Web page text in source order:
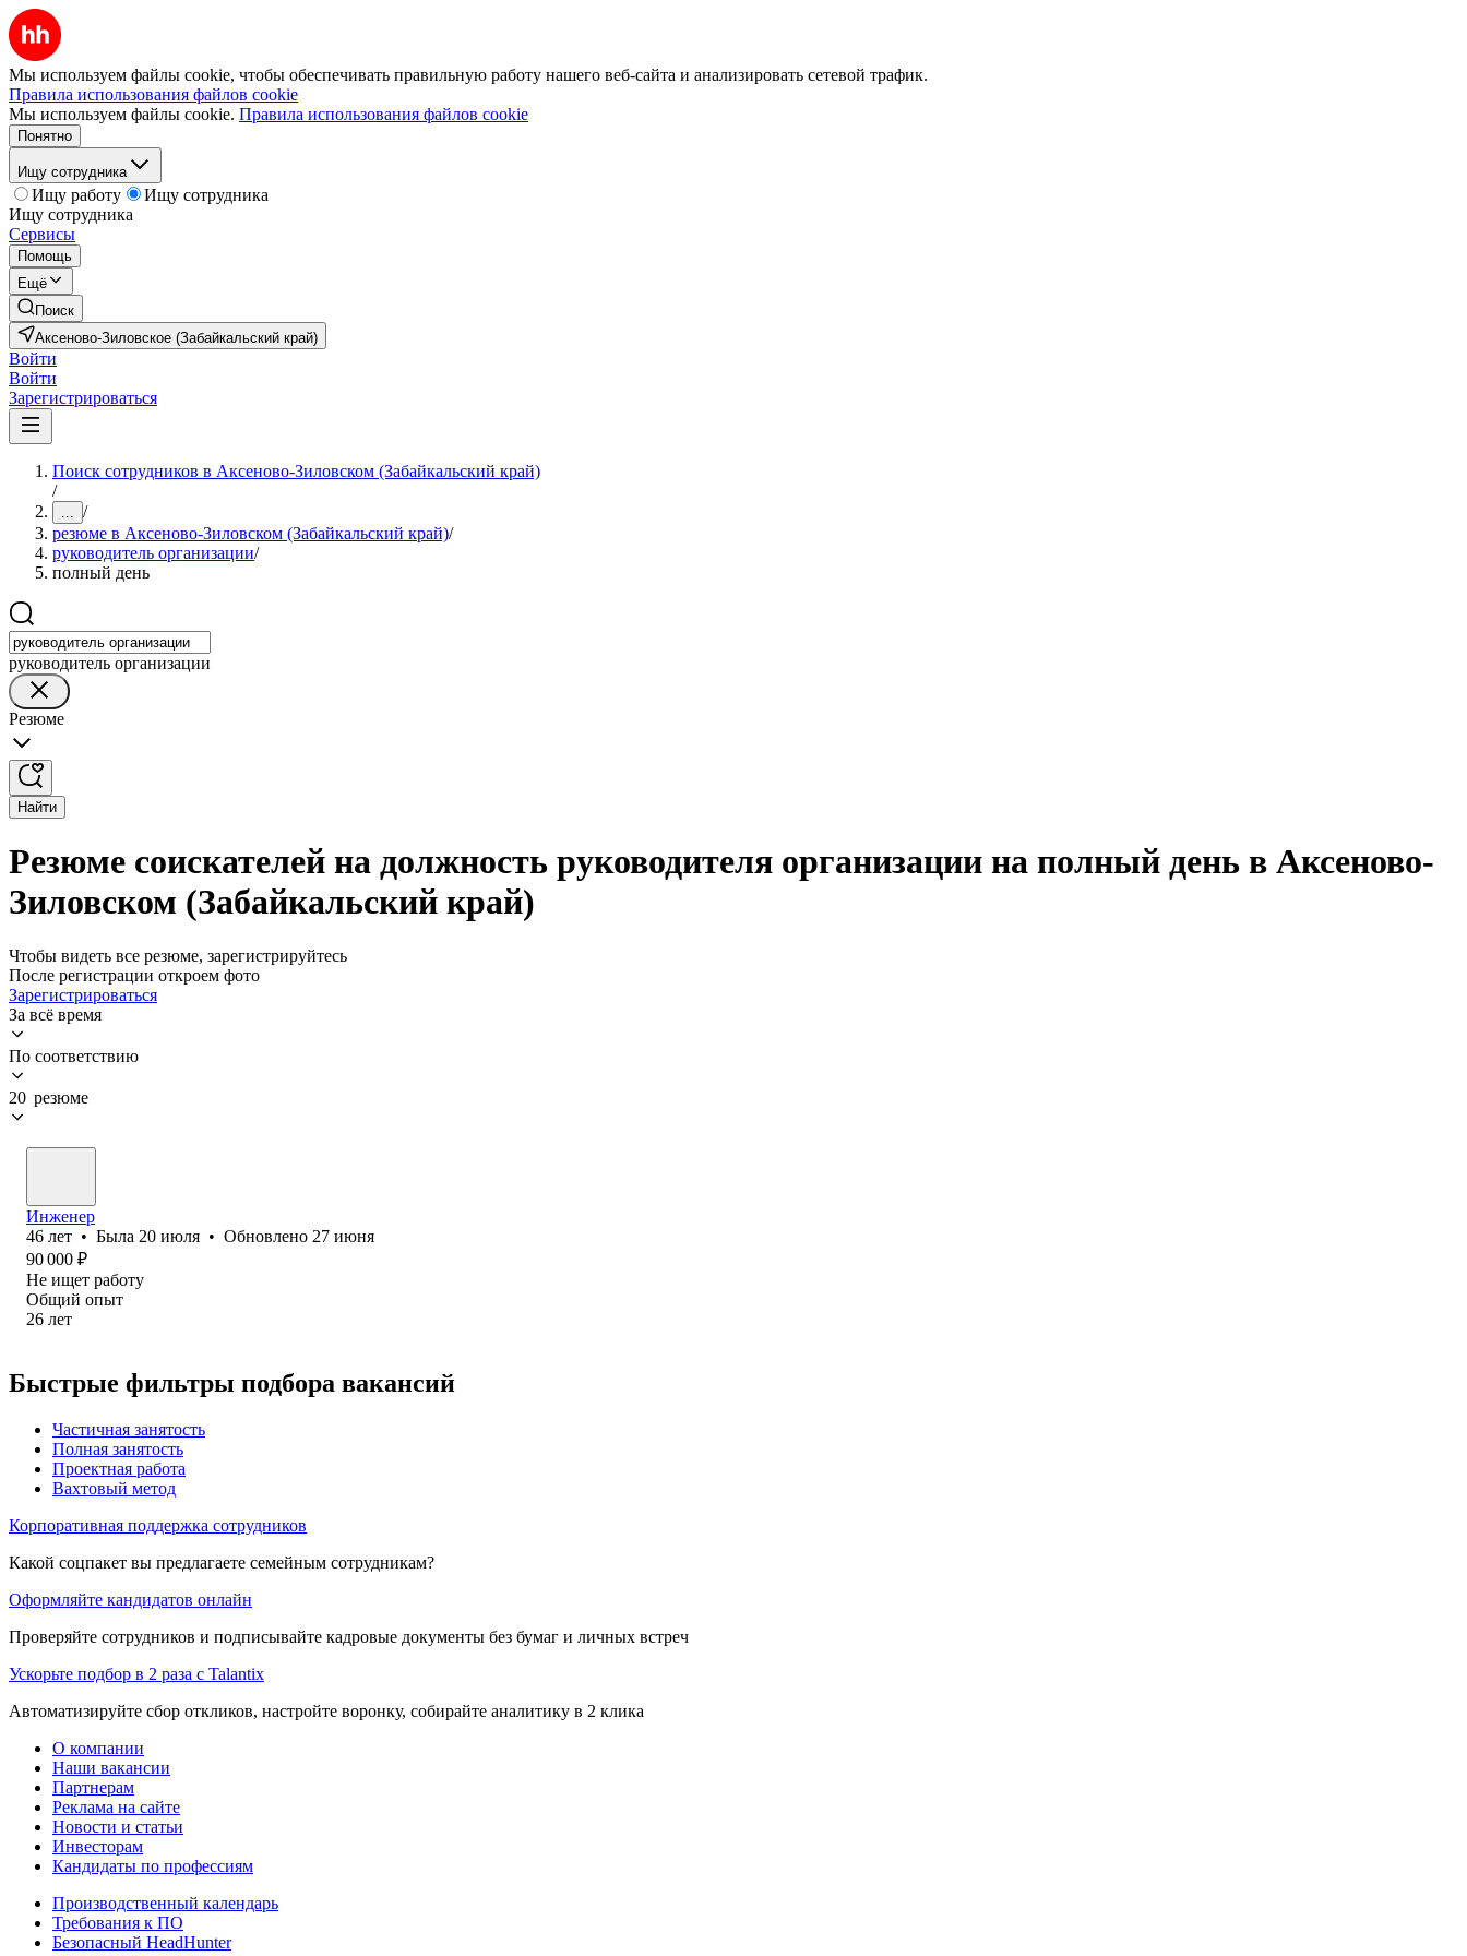
Мы используем файлы cookie, чтобы обеспечивать правильную работу нашего веб-сайта и анализировать сетевой трафик.
Правила использования файлов cookie
Мы используем файлы cookie. Правила использования файлов cookie
Понятно
Ищу сотрудника
Ищу работу
Ищу сотрудника
Ищу сотрудника
Сервисы
Помощь
Ещё
Поиск
Аксеново-Зиловское (Забайкальский край)
Войти
Войти
Зарегистрироваться
Поиск сотрудников в Аксеново-Зиловском (Забайкальский край)
/
... /
резюме в Аксеново-Зиловском (Забайкальский край)/
руководитель организации/
полный день
руководитель организации
Резюме
Найти
Резюме соискателей на должность руководителя организации на полный день в Аксеново-
Зиловском (Забайкальский край)
Чтобы видеть все резюме, зарегистрируйтесь
После регистрации откроем фото
Зарегистрироваться
За всё время
По соответствию
20 резюме
Инженер
46 лет • Была 20 июля • Обновлено 27 июня
90 000 ₽
Не ищет работу
Общий опыт
26 лет
Быстрые фильтры подбора вакансий
Частичная занятость
Полная занятость
Проектная работа
Вахтовый метод
Корпоративная поддержка сотрудников
Какой соцпакет вы предлагаете семейным сотрудникам?
Оформляйте кандидатов онлайн
Проверяйте сотрудников и подписывайте кадровые документы без бумаг и личных встреч
Ускорьте подбор в 2 раза с Talantix
Автоматизируйте сбор откликов, настройте воронку, собирайте аналитику в 2 клика
О компании
Наши вакансии
Партнерам
Реклама на сайте
Новости и статьи
Инвесторам
Кандидаты по профессиям
Производственный календарь
Требования к ПО
Безопасный HeadHunter